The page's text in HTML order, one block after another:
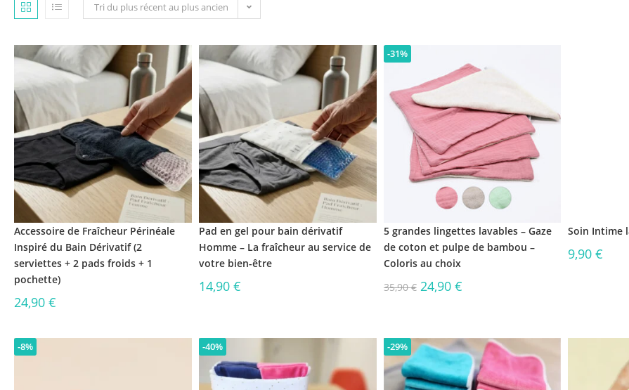
Tri du plus récent au plus ancien
Accessoire de Fraîcheur Périnéale
Inspiré du Bain Dérivatif (2
serviettes + 2 pads froids + 1
pochette)
24,90 €
Pad en gel pour bain dérivatif
Homme – La fraîcheur au service de
votre bien-être
14,90 €
-31%
5 grandes lingettes lavables – Gaze
de coton et pulpe de bambou –
Coloris au choix
35,90€ 24,90 €
Soin Intime
9,90€
-8% -40% -29%